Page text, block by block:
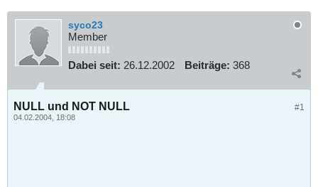
syco23
Member
Dabei seit: 26.12.2002 Beiträge: 368
#1
NULL und NOT NULL
04.02.2004, 18:08